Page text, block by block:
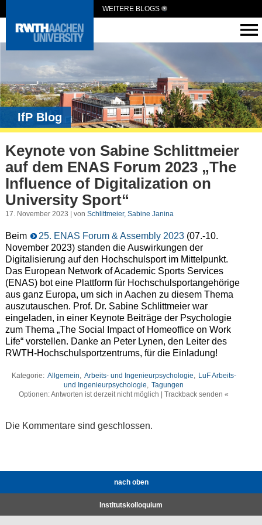
WEITERE BLOGS
IfP Blog
Keynote von Sabine Schlittmeier
auf dem ENAS Forum 2023 „The
Influence of Digitalization on
University Sport“
17. November 2023 | von Schlittmeier, Sabine Janina
Beim 25. ENAS Forum & Assembly 2023(07.-10.
November 2023) standen die Auswirkungen der
Digitalisierung auf den Hochschulsport im Mittelpunkt.
Das European Network of Academic Sports Services
(ENAS) bot eine Plattform für Hochschulsportangehörige
aus ganz Europa, um sich in Aachen zu diesem Thema
auszutauschen. Prof. Dr. Sabine Schlittmeier war
eingeladen, in einer Keynote Beiträge der Psychologie
zum Thema „The Social Impact of Homeoffice on Work
Life“ vorstellen. Danke an Peter Lynen, den Leiter des
RWTH-Hochschulsportzentrums, für die Einladung!
Kategorie: Allgemein, Arbeits- und Ingenieurpsychologie, LuF Arbeits-
und Ingenieurpsychologie, Tagungen
Optionen: Antworten ist derzeit nicht möglich | Trackback senden «
Die Kommentare sind geschlossen.
nach oben
Institutskolloquium